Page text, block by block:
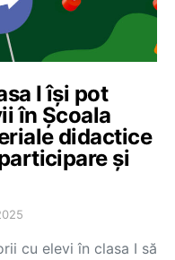
I își pot
în Școala
didactice
și
cu elevi în clasa I să